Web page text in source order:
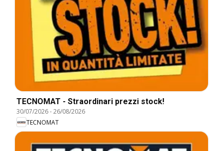
TECNOMAT - Straordinari prezzi stock!
30/07/2026-26/08/2026
TECNOMAT